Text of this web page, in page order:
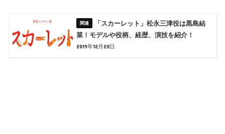
「スカーレット」松永三津役は黒島結
菜！モデルや役柄、経歴、演技を紹介！
2019年12月20日